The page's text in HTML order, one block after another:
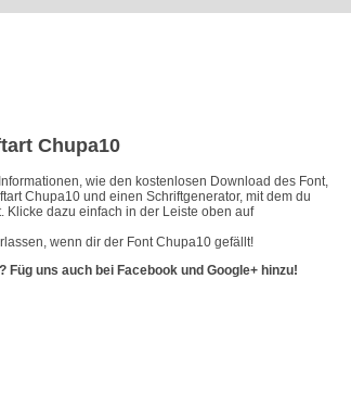
Chupa10
wie den kostenlosen Download des Font,
Chupa10 und einen Schriftgenerator, mit dem du
dazu einfach in der Leiste oben auf
wenn dir der Font Chupa10 gefällt!
uns auch bei Facebook und Google+ hinzu!